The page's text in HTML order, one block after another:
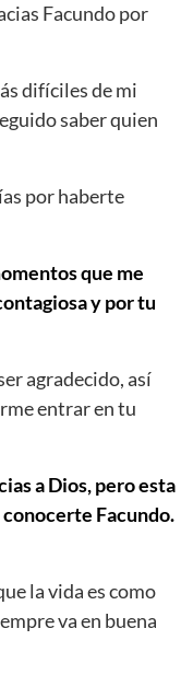
Facundo por
difíciles de mi
saber quien
por haberte
que me
y por tu
agradecido, así
entrar en tu
a Dios, pero esta
Facundo.
la vida es como
va en buena